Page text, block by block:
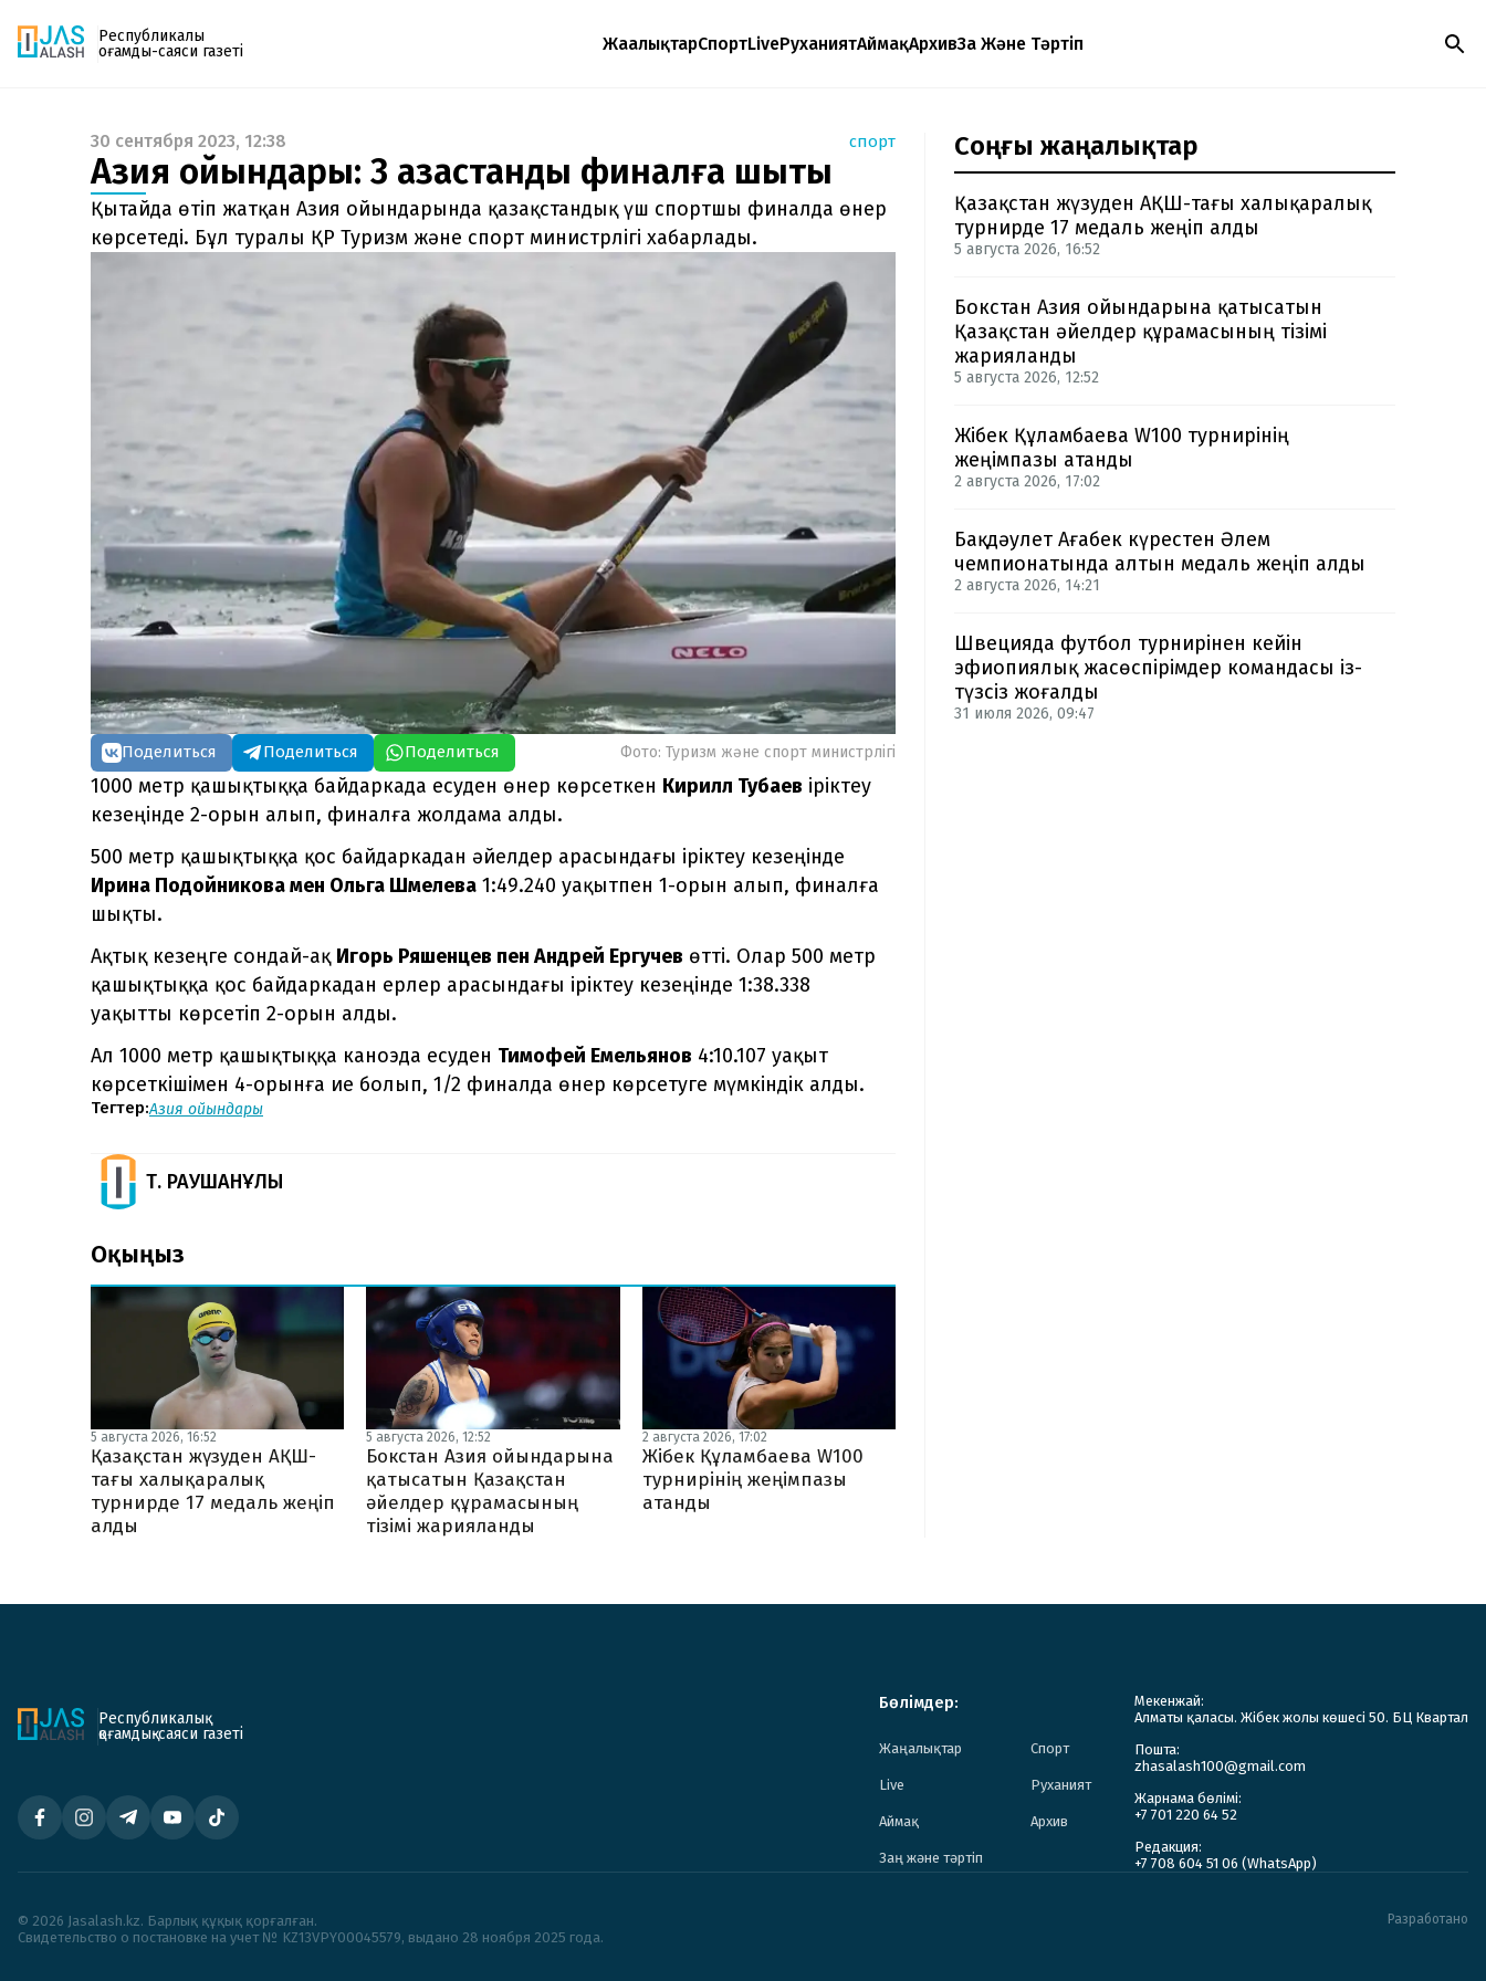
Республикалық
қоғамдық-саяси газеті
ЖаңалықтарСпортLiveРуханиятАймақАрхивЗаң Және Тәртіп
Газетке жазылу
PDF форматтағы газетті ай сайын электронды
поштаңызға алып отырыңыз. Жаңа нөмір
шыққан сәтте сізге бірден жіберіледі. Тек email
енгізіңіз, біз қалғанын өзіміз жібереміз.
30 сентября 2023, 12:38 спорт
Азия ойындары: 3 қазақстандық финалға шықты
Қытайда өтіп жатқан Азия ойындарында қазақстандық үш спортшы финалда өнер
көрсетеді. Бұл туралы ҚР Туризм және спорт министрлігі хабарлады.
Поделиться Поделиться Поделиться Фото: Туризм және спорт министрлігі
1000 метр қашықтыққа байдаркада есуден өнер көрсеткен Кирилл Тубаев іріктеу
кезеңінде 2-орын алып, финалға жолдама алды.
500 метр қашықтыққа қос байдаркадан әйелдер арасындағы іріктеу кезеңінде
Ирина Подойникова мен Ольга Шмелева 1:49.240 уақытпен 1-орын алып, финалға
шықты.
Ақтық кезеңге сондай-ақ Игорь Ряшенцев пен Андрей Ергучев өтті. Олар 500 метр
қашықтыққа қос байдаркадан ерлер арасындағы іріктеу кезеңінде 1:38.338
уақытты көрсетіп 2-орын алды.
Ал 1000 метр қашықтыққа каноэда есуден Тимофей Емельянов 4:10.107 уақыт
көрсеткішімен 4-орынға ие болып, 1/2 финалда өнер көрсетуге мүмкіндік алды.
Тегтер:Азия ойындары
Т. РАУШАНҰЛЫ
Оқыңыз
5 августа 2026, 16:52
Қазақстан жүзуден АҚШ-
тағы халықаралық
турнирде 17 медаль жеңіп
алды
5 августа 2026, 12:52
Бокстан Азия ойындарына
қатысатын Қазақстан
әйелдер құрамасының
тізімі жарияланды
2 августа 2026, 17:02
Жібек Құламбаева W100
турнирінің жеңімпазы
атанды
Соңғы жаңалықтар
Қазақстан жүзуден АҚШ-тағы халықаралық
турнирде 17 медаль жеңіп алды
5 августа 2026, 16:52
Бокстан Азия ойындарына қатысатын
Қазақстан әйелдер құрамасының тізімі
жарияланды
5 августа 2026, 12:52
Жібек Құламбаева W100 турнирінің
жеңімпазы атанды
2 августа 2026, 17:02
Бақдәулет Ағабек күрестен Әлем
чемпионатында алтын медаль жеңіп алды
2 августа 2026, 14:21
Швецияда футбол турнирінен кейін
эфиопиялық жасөспірімдер командасы із-
түзсіз жоғалды
31 июля 2026, 09:47
Республикалық
қоғамдық-саяси газеті
Бөлімдер:
Жаңалықтар Спорт
Live Руханият
Аймақ Архив
Заң және тәртіп
Мекенжай:
Алматы қаласы. Жібек жолы көшесі 50. БЦ Квартал
Пошта:
zhasalash100@gmail.com
Жарнама бөлімі:
+7 701 220 64 52
Редакция:
+7 708 604 51 06 (WhatsApp)
© 2026 Jasalash.kz. Барлық құқық қорғалған.
Cвидетельство о постановке на учет № KZ13VPY00045579, выдано 28 ноября 2025 года.
Разработано